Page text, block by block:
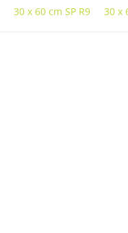
30 x 60 cm SP R9
30 x